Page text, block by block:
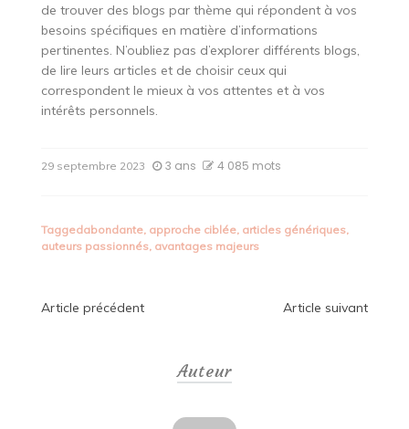
de trouver des blogs par thème qui répondent à vos
besoins spécifiques en matière d’informations
pertinentes. N’oubliez pas d’explorer différents blogs,
de lire leurs articles et de choisir ceux qui
correspondent le mieux à vos attentes et à vos
intérêts personnels.
29 septembre 2023 3 ans 4 085 mots
Taggedabondante, approche ciblée, articles génériques,
auteurs passionnés, avantages majeurs
Navigation
Article précédent Article suivant
Auteur